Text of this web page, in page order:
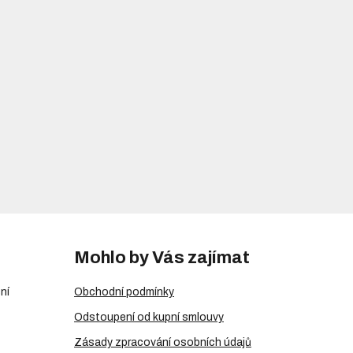
Mohlo by Vás zajímat
Obchodní podmínky
Odstoupení od kupní smlouvy
Zásady zpracování osobních údajů